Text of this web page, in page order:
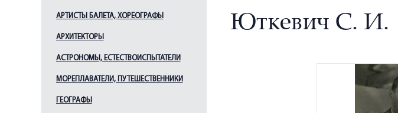
АРТИСТЫ БАЛЕТА, ХОРЕОГРАФЫ
АРХИТЕКТОРЫ
АСТРОНОМЫ, ЕСТЕСТВОИСПЫТАТЕЛИ
МОРЕПЛАВАТЕЛИ, ПУТЕШЕСТВЕННИКИ
ГЕОГРАФЫ
Юткевич С. И.